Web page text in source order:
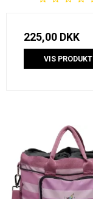
225,00 DKK
VIS PRODUKT